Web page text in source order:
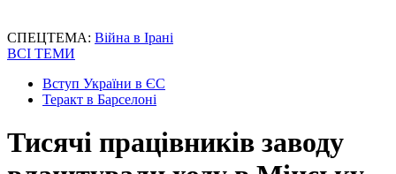
СПЕЦТЕМА: Війна в Ірані
ВСІ ТЕМИ
Вступ України в ЄС
Теракт в Барселоні
Тисячі працівників заводу